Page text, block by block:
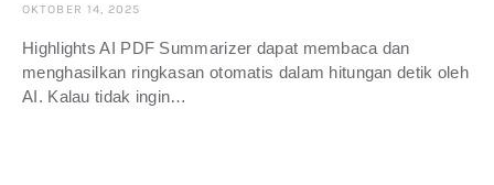
OKTOBER 14, 2025
Highlights AI PDF Summarizer dapat membaca dan
menghasilkan ringkasan otomatis dalam hitungan detik oleh
AI. Kalau tidak ingin…